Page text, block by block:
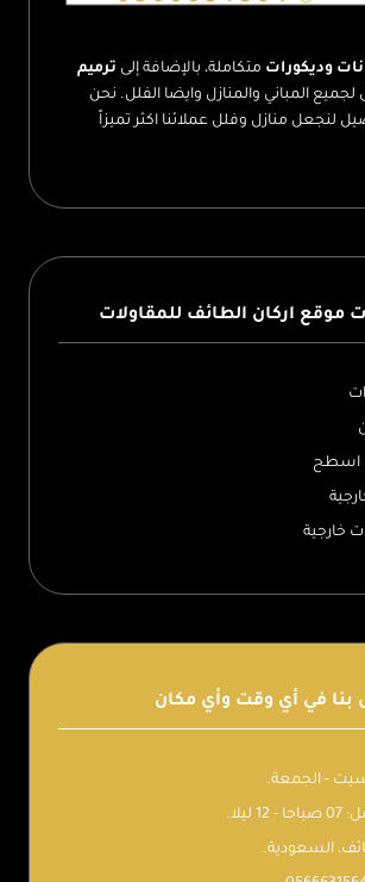
وديكورات متكاملة، بالإضافة إلى ترميم
المباني والمنازل وايضا الفلل. نحن
لنجعل منازل وفلل عملائنا اكثر تميزاً
موقع اركان الطائف للمقاولات
اسطح
خارجية
بنا في أي وقت وأي مكان
- الجمعة.
السعودية.